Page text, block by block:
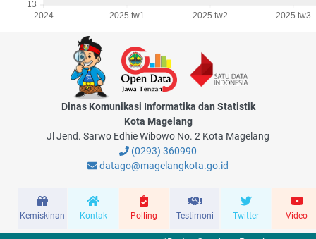
Dinas Komunikasi Informatika dan Statistik
Kota Magelang
Jl Jend. Sarwo Edhie Wibowo No. 2 Kota Magelang
(0293) 360990
datago@magelangkota.go.id
Kemiskinan Kontak Polling Testimoni Twitter Video